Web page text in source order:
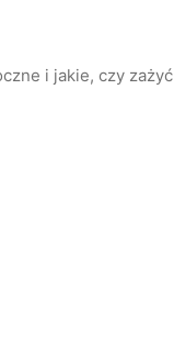
i jakie, czy zażyć